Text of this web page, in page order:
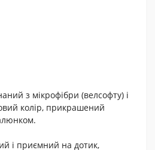
з мікрофібри (велсофту) і
колір, прикрашений
і приємний на дотик,